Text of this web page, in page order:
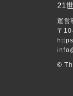
21
運営
〒
©